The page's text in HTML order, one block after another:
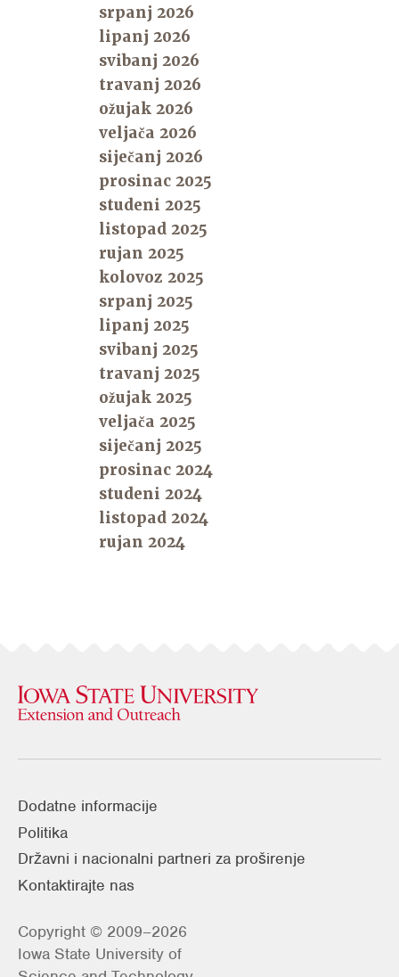
srpanj 2026
lipanj 2026
svibanj 2026
travanj 2026
ožujak 2026
veljača 2026
siječanj 2026
prosinac 2025
studeni 2025
listopad 2025
rujan 2025
kolovoz 2025
srpanj 2025
lipanj 2025
svibanj 2025
travanj 2025
ožujak 2025
veljača 2025
siječanj 2025
prosinac 2024
studeni 2024
listopad 2024
rujan 2024
Dodatne informacije
Politika
Državni i nacionalni partneri za proširenje
Kontaktirajte nas
Copyright © 2009–2026
Iowa State University of